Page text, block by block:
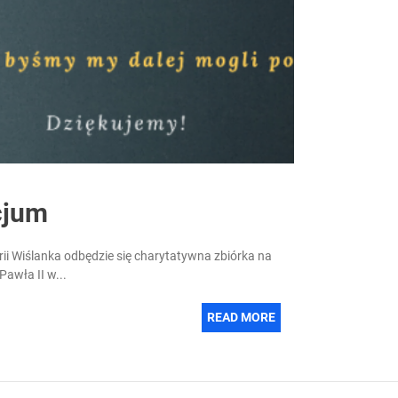
Wiślanka odbędzie się charytatywna zbiórka na
II w...
READ MORE